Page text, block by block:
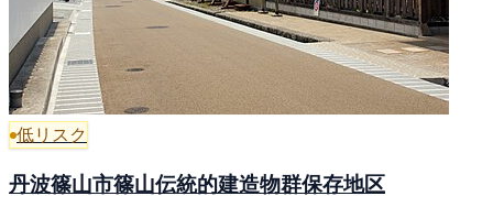
低リスク
丹波篠山市篠山伝統的建造物群保存地区